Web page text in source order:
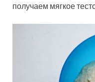
получаем мягкое